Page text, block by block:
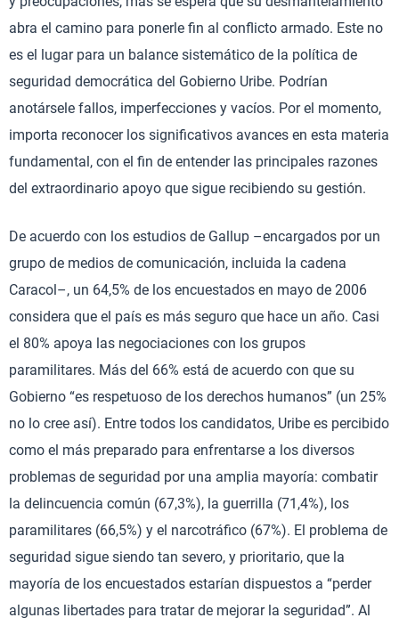
abra el camino para ponerle fin al conflicto armado. Este no
es el lugar para un balance sistemático de la política de
seguridad democrática del Gobierno Uribe. Podrían
anotársele fallos, imperfecciones y vacíos. Por el momento,
importa reconocer los significativos avances en esta materia
fundamental, con el fin de entender las principales razones
del extraordinario apoyo que sigue recibiendo su gestión.
De acuerdo con los estudios de Gallup –encargados por un
grupo de medios de comunicación, incluida la cadena
Caracol–, un 64,5% de los encuestados en mayo de 2006
considera que el país es más seguro que hace un año. Casi
el 80% apoya las negociaciones con los grupos
paramilitares. Más del 66% está de acuerdo con que su
Gobierno “es respetuoso de los derechos humanos” (un 25%
no lo cree así). Entre todos los candidatos, Uribe es percibido
como el más preparado para enfrentarse a los diversos
problemas de seguridad por una amplia mayoría: combatir
la delincuencia común (67,3%), la guerrilla (71,4%), los
paramilitares (66,5%) y el narcotráfico (67%). El problema de
seguridad sigue siendo tan severo, y prioritario, que la
mayoría de los encuestados estarían dispuestos a “perder
algunas libertades para tratar de mejorar la seguridad”. Al